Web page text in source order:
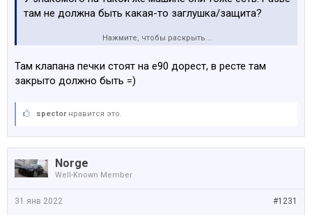
там не должна быть какая-то заглушка/защита?
Посмотреть вложение 178100 Посмотреть вложение
Нажмите, чтобы раскрыть...
Там клапана печки стоят на е90 дорест, в ресте там
закрыто должно быть =)
spectorнравится это.
Norge
Well-Known Member
#1231
31 янв 2022